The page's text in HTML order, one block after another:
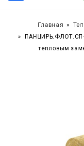
Главная
ПАНЦИРЬ.ФЛОТ.СП-
тепловым